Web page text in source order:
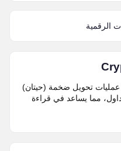
الرقمية
تحويل ضخمة (حيتان)
مما يساعد في قراءة